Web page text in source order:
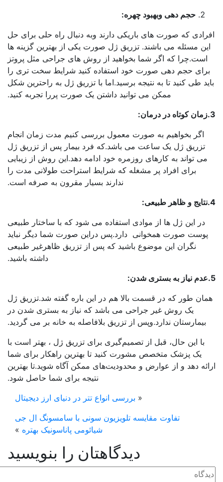
حجم دهی وبهبود چهره:
که صورت های باریکی دارند وبه دنبال راه حلی برای حل
مسئله می باشند. تزریق ژل صورت یکی از بهترین گزینه ها
است.چرا که اگر شما بخواهید از روش های جراحی مثل پروتز
حجم دهی صورت خود استفاده کنید شرایط سخت تری را
طی کنید تا به نتیجه برسید.اما با تزریق ژل به راحترین شکل
ممکن می توانید داشتن یک صورت پررا تجربه کنید.
اگر بخواهیم به صورت معمول بررسی کنیم مدت زمان انجام
تزریق ژل یک ساعت می باشد.که فرد بیمار پس از تزریق ژل
می تواند به کارهای روزمره خود ادامه دهد.این روش از زیبایی
برای افراد پر مشغله که شرایط استراحت طولانی مدت را
ندارند بسیار مقرون به صرفه است.
در این ژل ها از موادی استفاده می شود که با ساختار طبیعی
پوست صورت همخوانی دارد.پس دراین صورت شما دیگر نباید
نگران این موضوع باشید که پس از تزریق ظاهرغیر طبیعی
داشته باشید.
طور که در قسمت بالا هم در این باره گفته شد.تزریق ژل
یک روش غیر جراحی می باشد که نیاز به بستری شدن در
بیمارستان ندارد.وپس از تزریق بلافاصله به خانه بر می گردید.
با این حال، قبل از تصمیم‌گیری برای تزریق ژل ، بهتر است با
یک پزشک متخصص مشورت کنید تا بهترین راهکار برای شما
دهد و از عوارض و محدودیت‌های ممکن آگاه شوید.تا بهترین
نتیجه برای شما حاصل شود.
بررسی انواع تتر در دنیای ارز دیجیتال
تفاوت مقایسه تلویزیون سونی با سامسونگ ال جی
شیائومی پاناسونیک بهتره»
دیدگاهتان را بنویسید